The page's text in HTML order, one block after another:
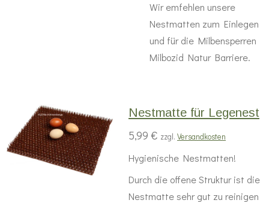
Wir emfehlen unsere
Nestmatten zum Einlegen
und für die Milbensperren
Milbozid Natur Barriere.
Nestmatte für Legenest
5,99 € zzgl. Versandkosten
Hygienische Nestmatten!
Durch die offene Struktur ist die
Nestmatte sehr gut zu reinigen